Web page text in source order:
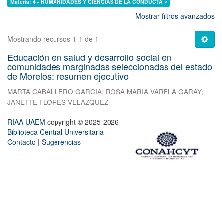
Materia: 4 - HUMANIDADES Y CIENCIAS DE LA CONDUCTA ×
Mostrar filtros avanzados
Mostrando recursos 1-1 de 1
Educación en salud y desarrollo social en
comunidades marginadas seleccionadas del estado
de Morelos: resumen ejecutivo
MARTA CABALLERO GARCIA; ROSA MARIA VARELA GARAY;
JANETTE FLORES VELAZQUEZ
RIAA UAEM copyright © 2025-2026
Biblioteca Central Universitaria
Contacto | Sugerencias